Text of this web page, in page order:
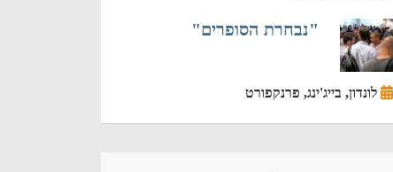
"נבחרת הסופרים"
לונדון, בייג'ינג, פרנקפורט